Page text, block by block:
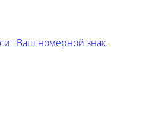
Ваш номерной знак.